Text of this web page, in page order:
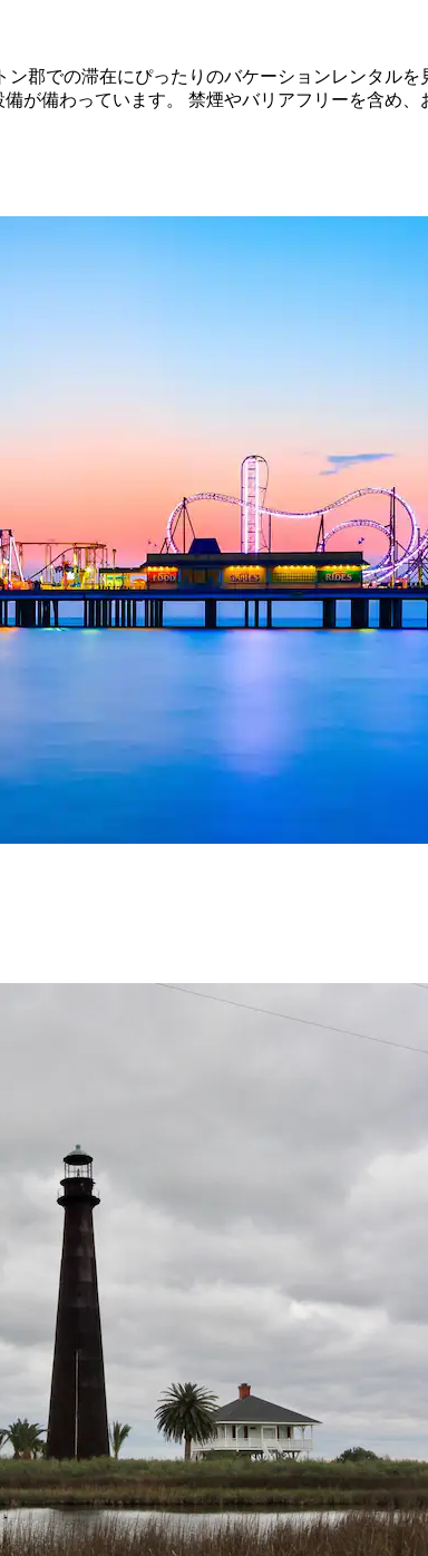
郡での滞在にぴったりのバケーションレンタル
が備わっています。 禁煙やバリアフリーを含め